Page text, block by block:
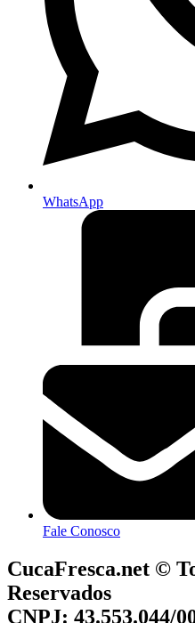
WhatsApp
Fale Conosco
CucaFresca.net ©
Reservados
CNPJ: 43.553.044/